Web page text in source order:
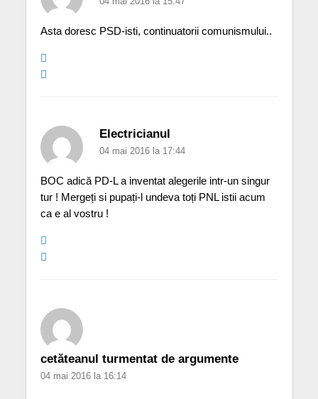
Asta doresc PSD-isti, continuatorii comunismului..
Electricianul
04 mai 2016 la 17:44
BOC adică PD-L a inventat alegerile intr-un singur
tur ! Mergeți si pupați-l undeva toți PNL istii acum
ca e al vostru !
cetăteanul turmentat de argumente
04 mai 2016 la 16:14